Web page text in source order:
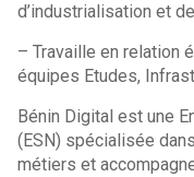
d’industrialisation et
– Travaille en relation
équipes Etudes,
Bénin Digital est une
(ESN) spécialisée
métiers et